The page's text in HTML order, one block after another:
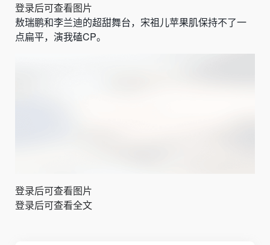
登录后可查看图片
敖瑞鹏和李兰迪的超甜舞台，宋祖儿苹果肌保持不了一
点扁平，演我磕CP。
登录后可查看图片
登录后可查看全文